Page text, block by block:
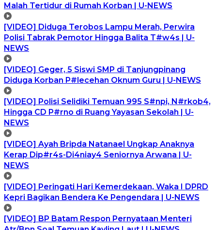
Malah Tertidur di Rumah Korban | U-NEWS
[VIDEO] Diduga Terobos Lampu Merah, Perwira
Polisi Tabrak Pemotor Hingga Balita T#w4s | U-
NEWS
[VIDEO] Geger, 5 Siswi SMP di Tanjungpinang
Diduga Korban P#lecehan Oknum Guru | U-NEWS
[VIDEO] Polisi Selidiki Temuan 995 S#npi, N#rkob4,
Hingga CD P#rno di Ruang Yayasan Sekolah | U-
NEWS
[VIDEO] Ayah Bripda Natanael Ungkap Anaknya
Kerap Dip#r4s-Di4niay4 Seniornya Arwana | U-
NEWS
[VIDEO] Peringati Hari Kemerdekaan, Waka I DPRD
Kepri Bagikan Bendera Ke Pengendara | U-NEWS
[VIDEO] BP Batam Respon Pernyataan Menteri